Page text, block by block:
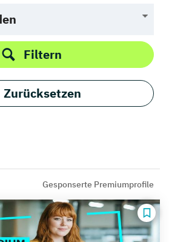
Filtern
Zurücksetzen
Gesponserte Premiumprofile